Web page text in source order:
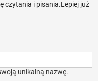
czytania i pisania.Lepiej już
unikalną nazwę.